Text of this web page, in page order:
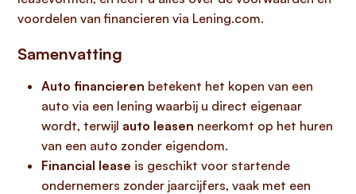
voordelen van financieren via Lening.com.
Samenvatting
Auto financieren betekent het kopen van een
auto via een lening waarbij u direct eigenaar
wordt, terwijl auto leasen neerkomt op het huren
van een auto zonder eigendom.
Financial lease is geschikt voor startende
ondernemers zonder jaarcijfers, vaak met een